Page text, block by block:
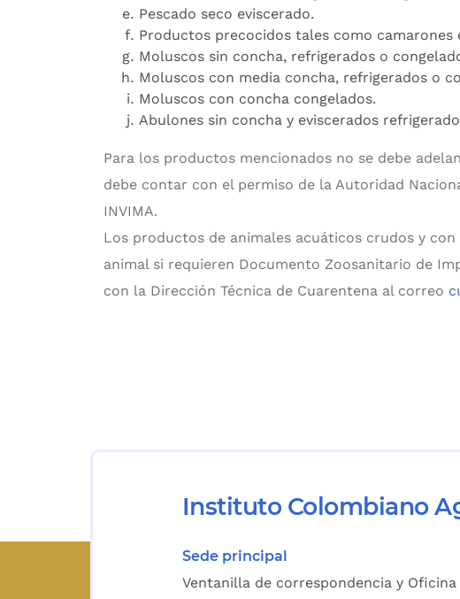
Pescado seco eviscerado.
Productos precocidos tales como camarones
Moluscos sin concha, refrigerados o
Moluscos con media concha, refrigerados o
Moluscos con concha congelados.
Abulones sin concha y eviscerados
Para los productos mencionados no se debe
debe contar con el permiso de la Autoridad
INVIMA.
Los productos de animales acuáticos crudos y
animal si requieren Documento Zoosanitario de
con la Dirección Técnica de Cuarentena al correo
Instituto Colombiano
Sede principal
Ventanilla de correspondencia y